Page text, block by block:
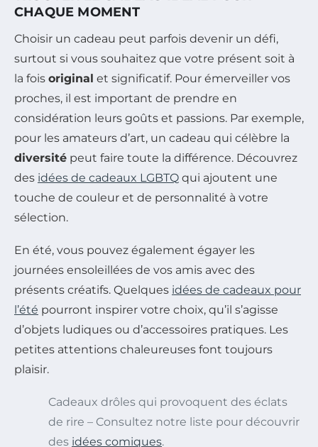
CHAQUE MOMENT
Choisir un cadeau peut parfois devenir un défi,
surtout si vous souhaitez que votre présent soit à
la fois original et significatif. Pour émerveiller vos
proches, il est important de prendre en
considération leurs goûts et passions. Par exemple,
pour les amateurs d’art, un cadeau qui célèbre la
diversité peut faire toute la différence. Découvrez
des idées de cadeaux LGBTQ qui ajoutent une
touche de couleur et de personnalité à votre
sélection.
En été, vous pouvez également égayer les
journées ensoleillées de vos amis avec des
présents créatifs. Quelques idées de cadeaux pour
l’été pourront inspirer votre choix, qu’il s’agisse
d’objets ludiques ou d’accessoires pratiques. Les
petites attentions chaleureuses font toujours
plaisir.
Cadeaux drôles qui provoquent des éclats
de rire – Consultez notre liste pour découvrir
des idées comiques.